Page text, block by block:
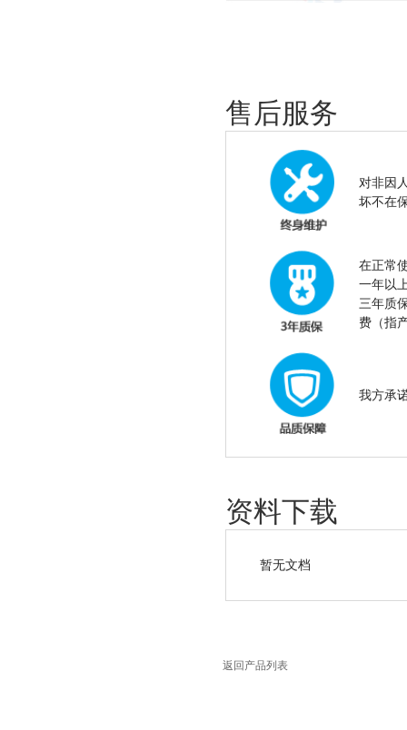
售后服务
对非因
坏不在
在正常
一年以
三年质
费（指
我方承
资料下载
暂无文档
返回产品列表